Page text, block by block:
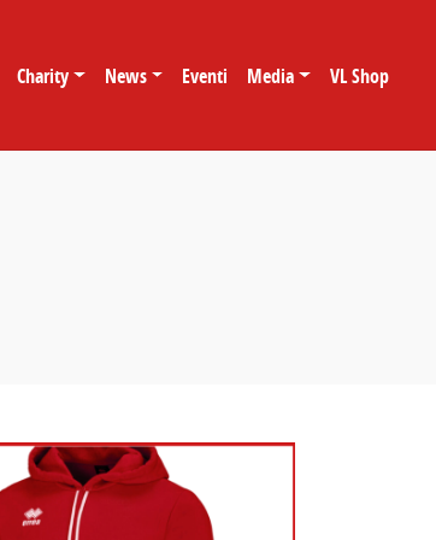
Charity News Eventi Media VL Shop